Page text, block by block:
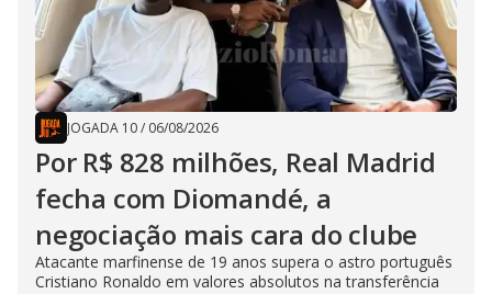
JOGADA 10/ 06/08/2026
Por R$ 828 milhões, Real Madrid
fecha com Diomandé, a
negociação mais cara do clube
Atacante marfinense de 19 anos supera o astro português
Cristiano Ronaldo em valores absolutos na transferência